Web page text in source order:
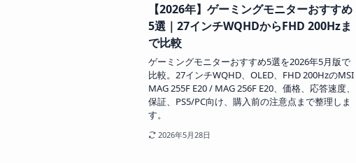
【2026年】ゲーミングモニターおすすめ
5選｜27インチWQHDからFHD 200Hzま
で比較
ゲーミングモニターおすすめ5選を2026年5月版で
比較。27インチWQHD、OLED、FHD 200HzのMSI
MAG 255F E20 / MAG 256F E20、価格、応答速度、
保証、PS5/PC向け、購入前の注意点まで整理しま
す。
2026年5月28日